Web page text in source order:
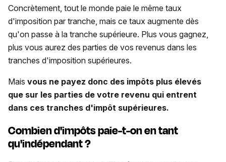
Concrètement, tout le monde paie le même taux
d'imposition par tranche, mais ce taux augmente dès
qu'on passe à la tranche supérieure. Plus vous gagnez,
plus vous aurez des parties de vos revenus dans les
tranches d'imposition supérieures.
Mais vous ne payez donc des impôts plus élevés
que sur les parties de votre revenu qui entrent
dans ces tranches d'impôt supérieures.
Combien d'impôts paie-t-on en tant
qu'indépendant ?